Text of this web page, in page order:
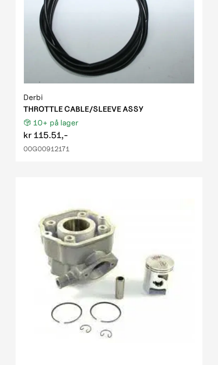
Derbi
THROTTLE CABLE/SLEEVE ASSY
10+ på lager
kr 115.51,-
00G00912171